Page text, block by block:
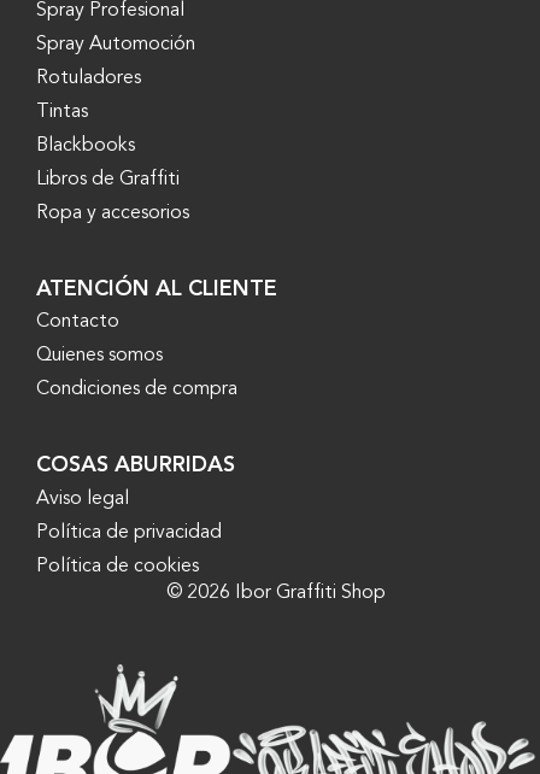
Spray Profesional
Spray Automoción
Rotuladores
Tintas
Blackbooks
Libros de Graffiti
Ropa y accesorios
ATENCIÓN AL CLIENTE
Contacto
Quienes somos
Condiciones de compra
COSAS ABURRIDAS
Aviso legal
Política de privacidad
Política de cookies
© 2026 Ibor Graffiti Shop